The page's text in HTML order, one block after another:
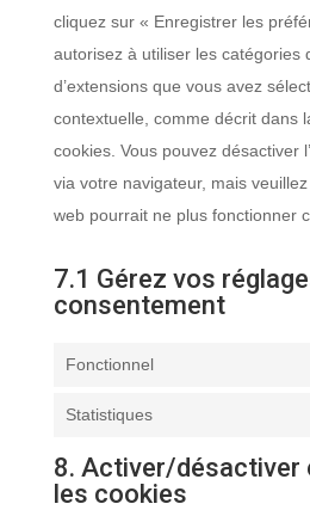
cliquez sur « Enregistrer les
autorisez à utiliser les catégories
d’extensions que vous avez
contextuelle, comme décrit dans
cookies. Vous pouvez désactiver
via votre navigateur, mais
web pourrait ne plus fonctionner
7.1 Gérez vos
consentement
Fonctionnel
Statistiques
8. Activer/désactiver
les cookies